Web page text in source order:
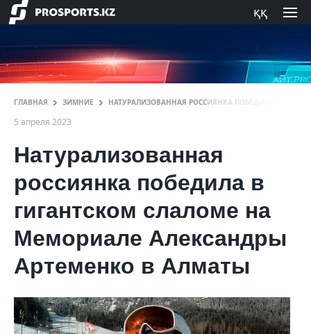
ққ
ГЛАВНАЯ ЗИМНИЕ НАТУРАЛИЗОВАННАЯ РОССИЯНКА ПОБЕДИЛА В
5 апреля 2023
Натурализованная
россиянка победила в
гигантском слаломе на
Мемориале Александры
Артеменко в Алматы